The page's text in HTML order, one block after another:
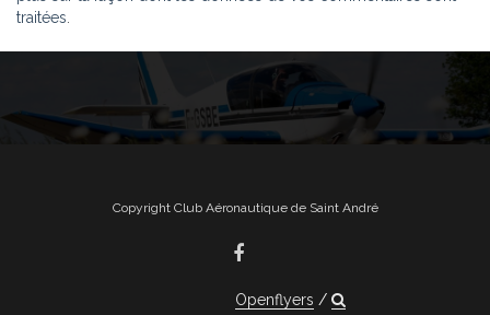
traitées
Copyright Club Aéronautique de Saint André
Openflyers